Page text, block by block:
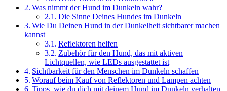
Was nimmt der Hund im Dunkeln wahr?
Die Sinne Deines Hundes im Dunkeln
Wie Du Deinen Hund in der Dunkelheit sichtbarer machen
kannst
Reflektoren helfen
Zubehör für den Hund, das mit aktiven
Lichtquellen, wie LEDs ausgestattet ist
Sichtbarkeit für den Menschen im Dunkeln schaffen
Worauf beim Kauf von Reflektoren und Lampen achten
Tipps, wie du dich mit deinem Hund im Dunkeln verhalten